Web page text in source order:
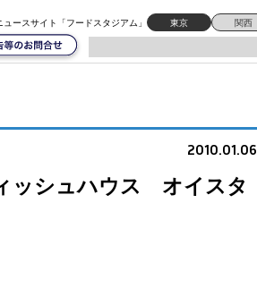
ースサイト「フードスタジアム」 東京 関西
2010.01.06
ッシュハウス オイスタ